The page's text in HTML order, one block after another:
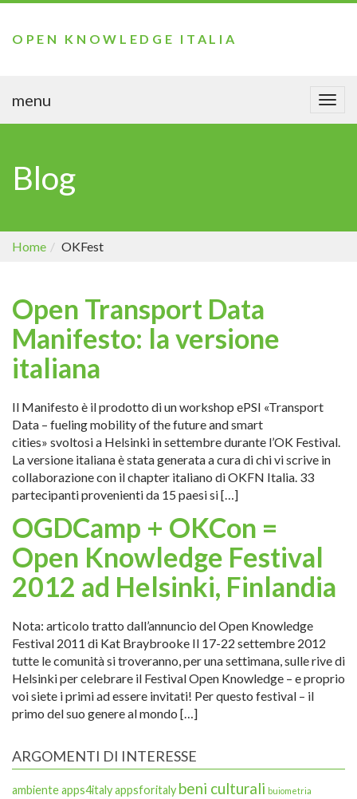
OPEN KNOWLEDGE ITALIA
menu
Blog
Home OKFest
Open Transport Data
Manifesto: la versione
italiana
Il Manifesto è il prodotto di un workshop ePSI «Transport
Data – fueling mobility of the future and smart
cities» svoltosi a Helsinki in settembre durante l’OK Festival.
La versione italiana è stata generata a cura di chi vi scrive in
collaborazione con il chapter italiano di OKFN Italia. 33
partecipanti provenienti da 15 paesi si […]
OGDCamp + OKCon =
Open Knowledge Festival
2012 ad Helsinki, Finlandia
Nota: articolo tratto dall’annuncio del Open Knowledge
Festival 2011 di Kat Braybrooke Il 17-22 settembre 2012
tutte le comunità si troveranno, per una settimana, sulle rive di
Helsinki per celebrare il Festival Open Knowledge – e proprio
voi siete i primi ad essere invitati! Per questo festival – il
primo del suo genere al mondo […]
ARGOMENTI DI INTERESSE
ambienteapps4italyappsforitaly beni culturali buiometria